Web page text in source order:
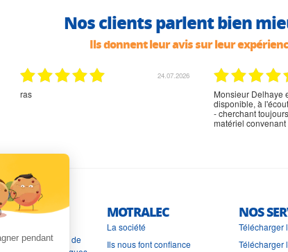
Nos clients parlent bien
Ils donnent leur avis sur leur
02.07.2026
RAS rien à signaler, très
relevage, pompe de
MOTRALEC
La société
Ils nous font confiance
NOS
Télécharger
Télécharger